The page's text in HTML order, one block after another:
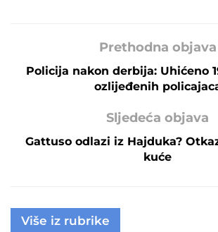
Prethodna objava
Policija nakon derbija: Uhićeno
ozlijeđenih
Sljedeća objava
Gattuso odlazi iz Hajduka?
kuće
Više iz rubrike